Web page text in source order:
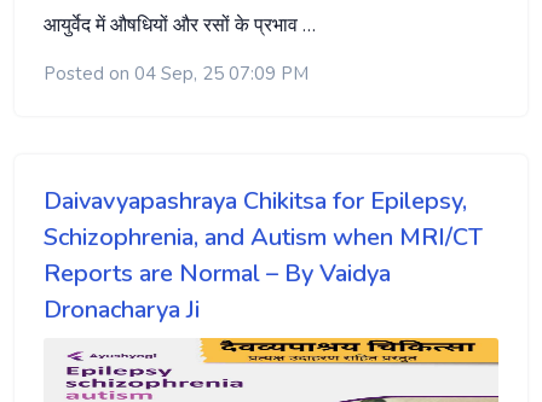
आयुर्वेद में औषधियों और रसों के प्रभाव …
Posted on 04 Sep, 25 07:09 PM
Daivavyapashraya Chikitsa for Epilepsy,
Schizophrenia, and Autism when MRI/CT
Reports are Normal – By Vaidya
Dronacharya Ji